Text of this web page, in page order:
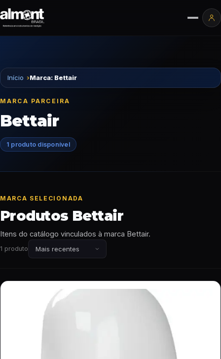
Início Marca: Bettair
MARCA PARCEIRA
Bettair
1 produto disponível
MARCA SELECIONADA
Produtos Bettair
Itens do catálogo vinculados à marca Bettair.
1 produto